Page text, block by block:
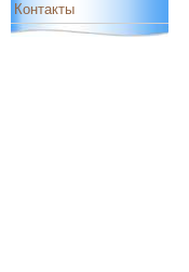
Контакты